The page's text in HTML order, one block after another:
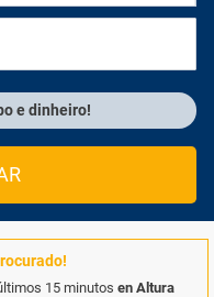
e dinheiro!
15 minutos en Altura